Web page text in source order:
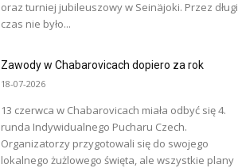
oraz turniej jubileuszowy w Seinäjoki. Przez długi
czas nie było...
Zawody w Chabarovicach dopiero za rok
18-07-2026
13 czerwca w Chabarovicach miała odbyć się 4.
runda Indywidualnego Pucharu Czech.
Organizatorzy przygotowali się do swojego
lokalnego żużlowego święta, ale wszystkie plany